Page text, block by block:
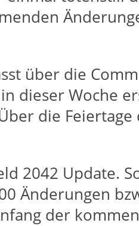
über die
dieser Woche
die
2042 Update.
Änderungen
der